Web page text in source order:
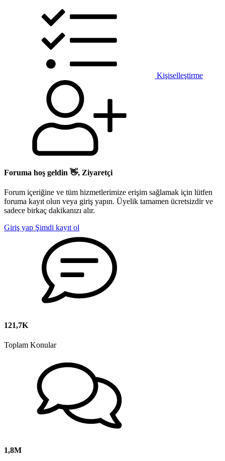
Kişiselleştirme
Foruma hoş geldin 👋, Ziyaretçi
Forum içeriğine ve tüm hizmetlerimize erişim sağlamak için lütfen
foruma kayıt olun veya giriş yapın. Üyelik tamamen ücretsizdir ve
sadece birkaç dakikanızı alır.
Giriş yap Şimdi kayıt ol
121,7K
Toplam Konular
1,8M